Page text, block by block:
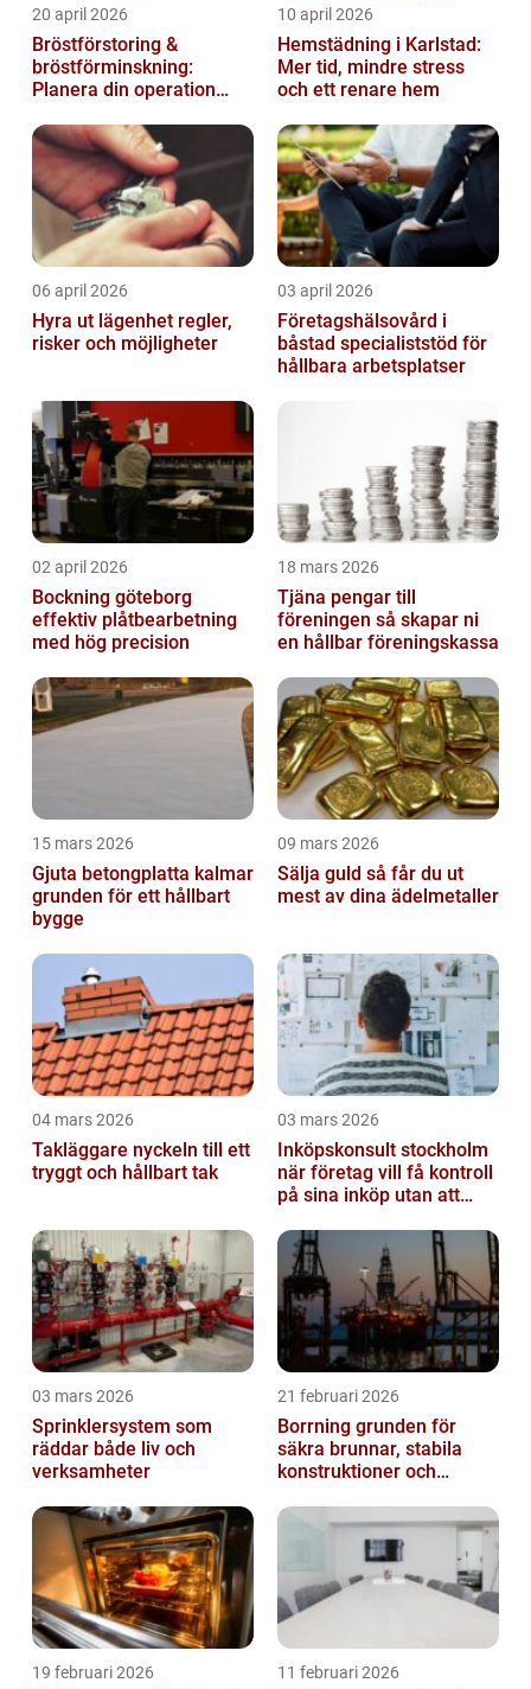
20 april 2026
Bröstförstoring &
bröstförminskning:
Planera din operation
10 april 2026
Hemstädning i Karlstad:
Mer tid, mindre stress
och ett renare hem
06 april 2026
Hyra ut lägenhet regler,
risker och möjligheter
03 april 2026
Företagshälsovård i
båstad specialiststöd för
hållbara arbetsplatser
02 april 2026
Bockning göteborg
effektiv plåtbearbetning
med hög precision
18 mars 2026
Tjäna pengar till
föreningen så skapar ni
en hållbar föreningskassa
15 mars 2026
Gjuta betongplatta kalmar
grunden för ett hållbart
bygge
09 mars 2026
Sälja guld så får du ut
mest av dina ädelmetaller
04 mars 2026
Takläggare nyckeln till ett
tryggt och hållbart tak
03 mars 2026
Inköpskonsult stockholm
när företag vill få kontroll
på sina inköp utan att
03 mars 2026
Sprinklersystem som
räddar både liv och
verksamheter
21 februari 2026
Borrning grunden för
säkra brunnar, stabila
konstruktioner och
19 februari 2026 11 februari 2026